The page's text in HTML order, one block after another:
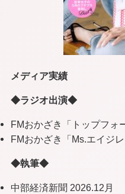
メディア実績
◆ラジオ出演◆
FMおかざき「トップフォ
FMおかざき「Ms.エイジ
◆執筆◆
中部経済新聞 2026.12月